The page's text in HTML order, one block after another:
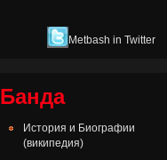
Metbash in Twitter
Банда
История и Биографии
(википедия)